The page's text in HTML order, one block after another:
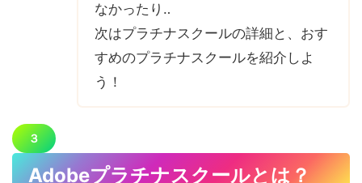
なかったり‥
次はプラチナスクールの詳細と、おす
すめのプラチナスクールを紹介しよ
う！
３
Adobeプラチナスクールとは？